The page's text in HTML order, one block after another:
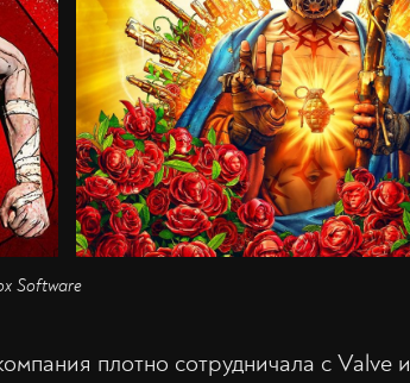
Software
плотно сотрудничала с Valve